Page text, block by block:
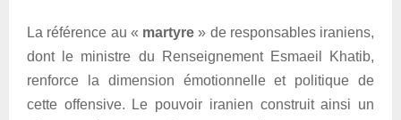
La référence au « martyre » de responsables iraniens,
dont le ministre du Renseignement Esmaeil Khatib,
renforce la dimension émotionnelle et politique de
cette offensive. Le pouvoir iranien construit ainsi un